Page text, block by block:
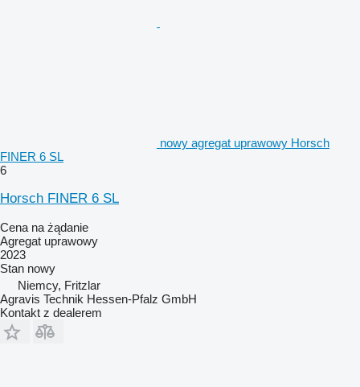
nowy agregat uprawowy Horsch
FINER 6 SL
6
Horsch FINER 6 SL
Cena na żądanie
Agregat uprawowy
2023
Stan nowy
Niemcy, Fritzlar
Agravis Technik Hessen-Pfalz GmbH
Kontakt z dealerem